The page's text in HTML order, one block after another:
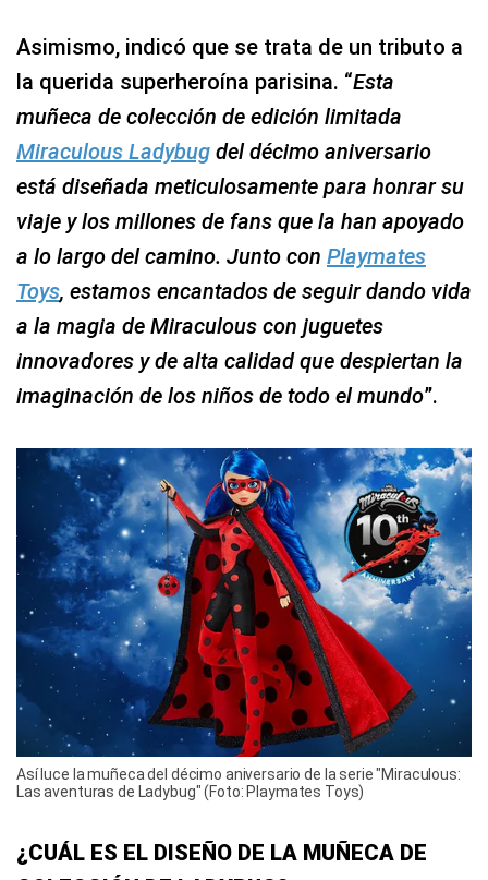
Asimismo, indicó que se trata de un tributo a
la querida superheroína parisina. “Esta
muñeca de colección de edición limitada
Miraculous Ladybug del décimo aniversario
está diseñada meticulosamente para honrar su
viaje y los millones de fans que la han apoyado
a lo largo del camino. Junto con Playmates
Toys, estamos encantados de seguir dando vida
a la magia de Miraculous con juguetes
innovadores y de alta calidad que despiertan la
imaginación de los niños de todo el mundo”.
Así luce la muñeca del décimo aniversario de la serie "Miraculous:
Las aventuras de Ladybug" (Foto: Playmates Toys)
¿CUÁL ES EL DISEÑO DE LA MUÑECA DE